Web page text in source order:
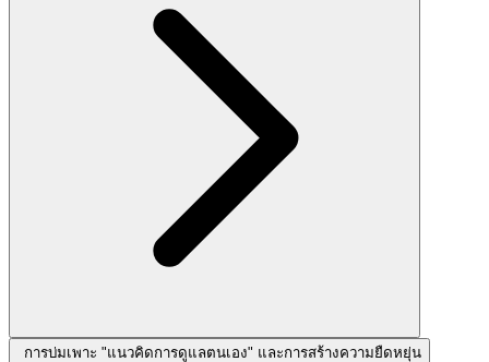
การบ่มเพาะ "แนวคิดการดูแลตนเอง" และการสร้างความยืดหยุ่น